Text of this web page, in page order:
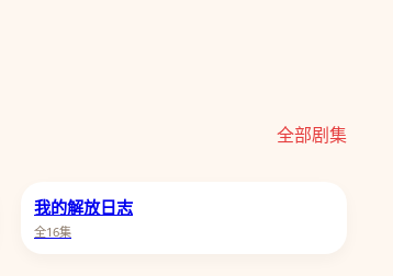
全部剧集
我的解放日志
全16集